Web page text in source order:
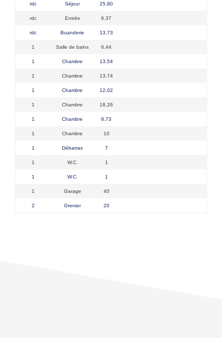
rdc Séjour 25,80
rdc Entrée 6,37
rdc Buanderie 13,73
1 Salle de bains 6,44
1 Chambre 13,54
1 Chambre 13,74
1 Chambre 12,02
1 Chambre 18,26
1 Chambre 8,73
1 Chambre 10
1 Débarras 7
1 W.C. 1
1 W.C. 1
1 Garage 40
2 Grenier 20